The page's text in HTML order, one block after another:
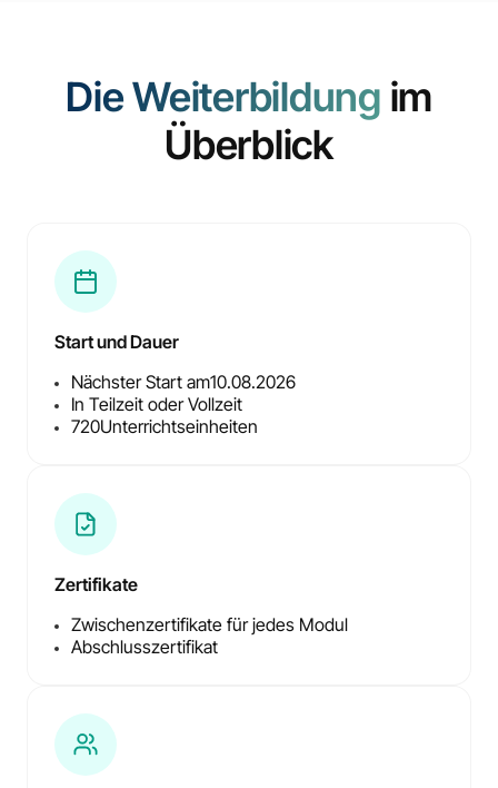
Die Weiterbildung im
Überblick
Start und Dauer
Nächster Start am10.08.2026
In Teilzeit oder Vollzeit
720Unterrichtseinheiten
Zertifikate
Zwischenzertifikate für jedes Modul
Abschlusszertifikat